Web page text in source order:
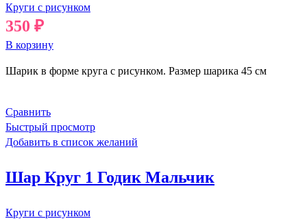
Круги с рисунком
350 ₽
В корзину
Шарик в форме круга с рисунком. Размер шарика 45 см
Сравнить
Быстрый просмотр
Добавить в список желаний
Шар Круг 1 Годик Мальчик
Круги с рисунком